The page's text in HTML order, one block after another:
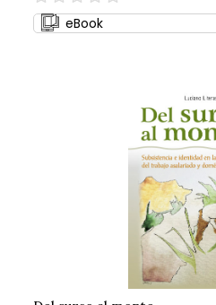
0%
eBook